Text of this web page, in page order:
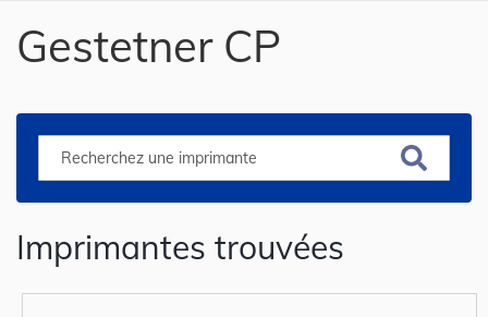
Gestetner CP
Imprimantes trouvées